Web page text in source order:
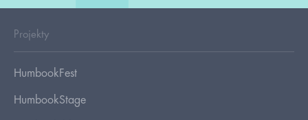
Projekty
HumbookFest
HumbookStage